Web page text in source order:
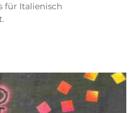
für Italienisch